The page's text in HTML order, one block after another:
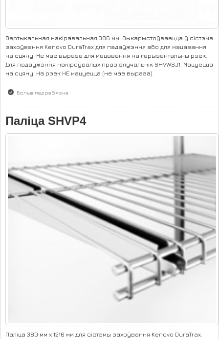
Вертыкальная накіравальная 386 мм. Выкарыстоўваецца ў сістэме
захоўвання Kenovo DuraTrax для падаўжэння або для мацавання
на сцяну. Не мае выраза для мацавання на гарызантальны рэек.
Для падаўжэння накіроўвалых праз злучальнік SHVWSJ1. Мацуецца
на сцяну. На рэек НЕ мацуецца (не мае выраза).
Больш падрабязна
Паліца SHVP4
Паліца 380 мм х 1216 мм для сістэмы захоўвання Kenovo DuraTrax.